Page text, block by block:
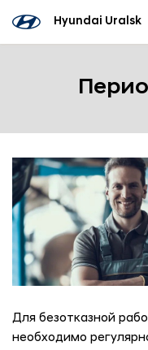
Hyundai Uralsk
Для безотказной
необходимо